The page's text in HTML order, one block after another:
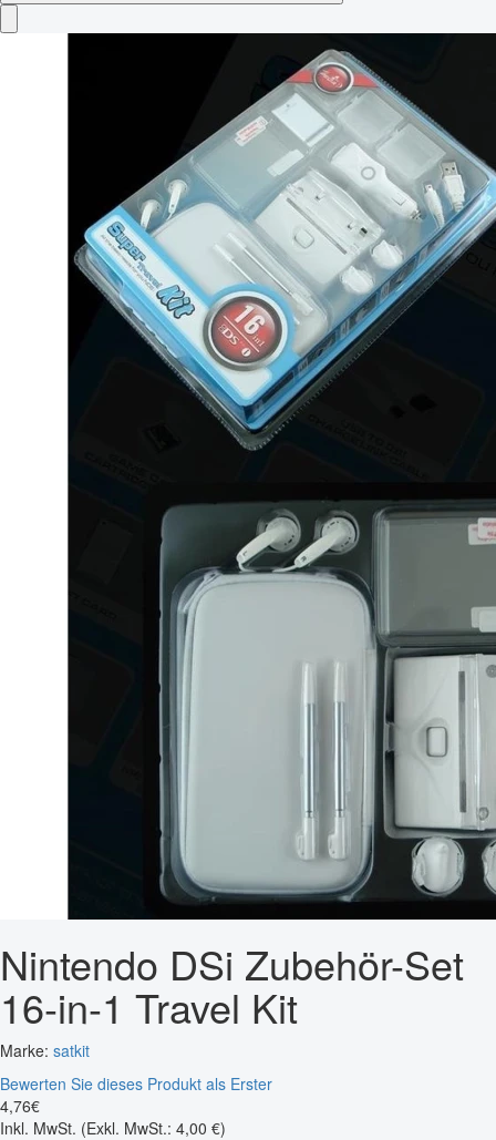
Nintendo DSi Zubehör-Set
16-in-1 Travel Kit
Marke: satkit
Bewerten Sie dieses Produkt als Erster
4,76€
Inkl. MwSt. (Exkl. MwSt.: 4,00 €)